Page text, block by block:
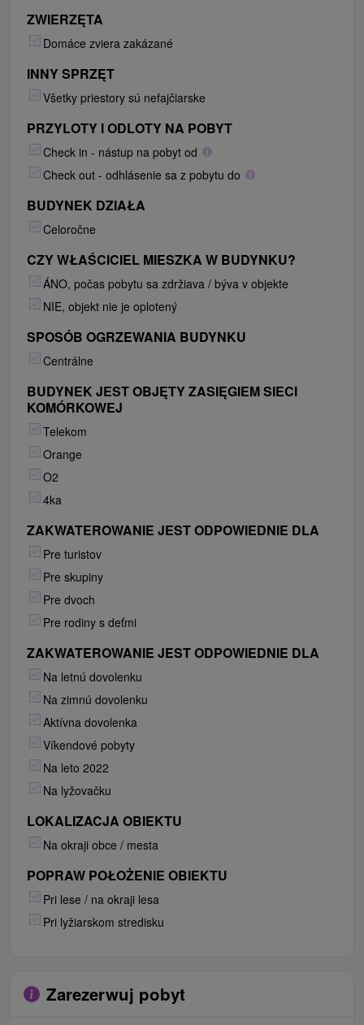
ZWIERZĘTA
Domáce zviera zakázané
INNY SPRZĘT
Všetky priestory sú nefajčiarske
PRZYLOTY I ODLOTY NA POBYT
Check in - nástup na pobyt od
Check out - odhlásenie sa z pobytu do
BUDYNEK DZIAŁA
Celoročne
CZY WŁAŚCICIEL MIESZKA W BUDYNKU?
ÁNO, počas pobytu sa zdržiava / býva v objekte
NIE, objekt nie je oplotený
SPOSÓB OGRZEWANIA BUDYNKU
Centrálne
BUDYNEK JEST OBJĘTY ZASIĘGIEM SIECI
KOMÓRKOWEJ
Telekom
Orange
O2
4ka
ZAKWATEROWANIE JEST ODPOWIEDNIE DLA
Pre turistov
Pre skupiny
Pre dvoch
Pre rodiny s deťmi
ZAKWATEROWANIE JEST ODPOWIEDNIE DLA
Na letnú dovolenku
Na zimnú dovolenku
Aktívna dovolenka
Víkendové pobyty
Na leto 2022
Na lyžovačku
LOKALIZACJA OBIEKTU
Na okraji obce / mesta
POPRAW POŁOŻENIE OBIEKTU
Pri lese / na okraji lesa
Pri lyžiarskom stredisku
Zarezerwuj pobyt